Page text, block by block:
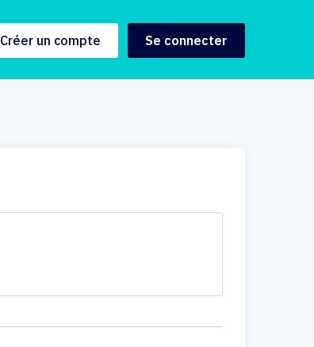
Créer un compte Se connecter